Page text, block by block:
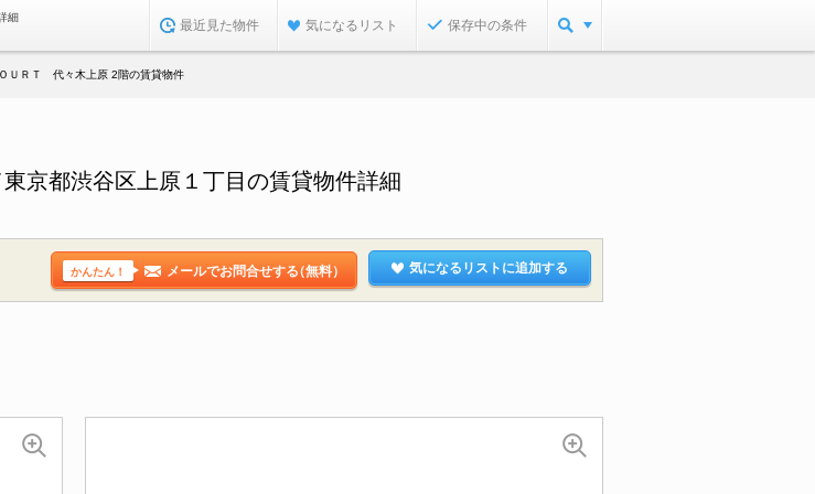
細
最近見た物件 気になるリスト 保存中の条件
ＵＲＴ 代々木上原 2階の賃貸物件
京都渋谷区上原１丁目の賃貸物件詳細
かんたん！ メールでお問合せする（無料） 気になるリストに追加する